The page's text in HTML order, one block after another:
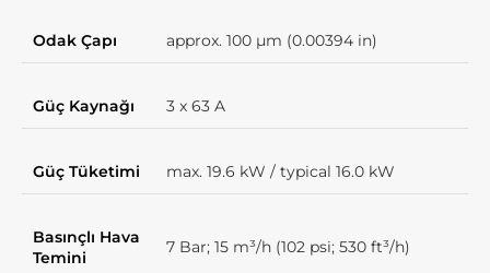
Odak Çapı approx. 100 µm (0.00394 in)
Güç Kaynağı 3 x 63 A
Güç Tüketimi max. 19.6 kW / typical 16.0 kW
Basınçlı Hava
Temini
7 Bar; 15 m³/h (102 psi; 530 ft³/h)